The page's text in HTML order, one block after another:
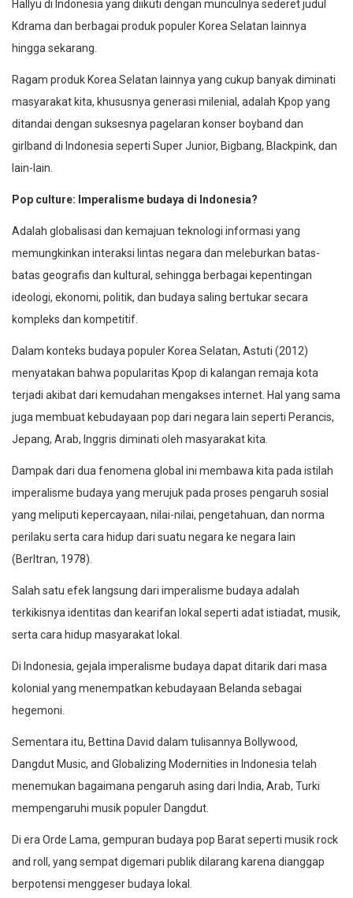
Hallyu di Indonesia yang diikuti dengan munculnya sederet judul
Kdrama dan berbagai produk populer Korea Selatan lainnya
hingga sekarang.
Ragam produk Korea Selatan lainnya yang cukup banyak diminati
masyarakat kita, khususnya generasi milenial, adalah Kpop yang
ditandai dengan suksesnya pagelaran konser boyband dan
girlband di Indonesia seperti Super Junior, Bigbang, Blackpink, dan
lain-lain.
Pop culture: Imperalisme budaya di Indonesia?
Adalah globalisasi dan kemajuan teknologi informasi yang
memungkinkan interaksi lintas negara dan meleburkan batas-
batas geografis dan kultural, sehingga berbagai kepentingan
ideologi, ekonomi, politik, dan budaya saling bertukar secara
kompleks dan kompetitif.
Dalam konteks budaya populer Korea Selatan, Astuti (2012)
menyatakan bahwa popularitas Kpop di kalangan remaja kota
terjadi akibat dari kemudahan mengakses internet. Hal yang sama
juga membuat kebudayaan pop dari negara lain seperti Perancis,
Jepang, Arab, Inggris diminati oleh masyarakat kita.
Dampak dari dua fenomena global ini membawa kita pada istilah
imperalisme budaya yang merujuk pada proses pengaruh sosial
yang meliputi kepercayaan, nilai-nilai, pengetahuan, dan norma
perilaku serta cara hidup dari suatu negara ke negara lain
(Berltran, 1978).
Salah satu efek langsung dari imperalisme budaya adalah
terkikisnya identitas dan kearifan lokal seperti adat istiadat, musik,
serta cara hidup masyarakat lokal.
Di Indonesia, gejala imperalisme budaya dapat ditarik dari masa
kolonial yang menempatkan kebudayaan Belanda sebagai
hegemoni.
Sementara itu, Bettina David dalam tulisannya Bollywood,
Dangdut Music, and Globalizing Modernities in Indonesia telah
menemukan bagaimana pengaruh asing dari India, Arab, Turki
mempengaruhi musik populer Dangdut.
Di era Orde Lama, gempuran budaya pop Barat seperti musik rock
and roll, yang sempat digemari publik dilarang karena dianggap
berpotensi menggeser budaya lokal.